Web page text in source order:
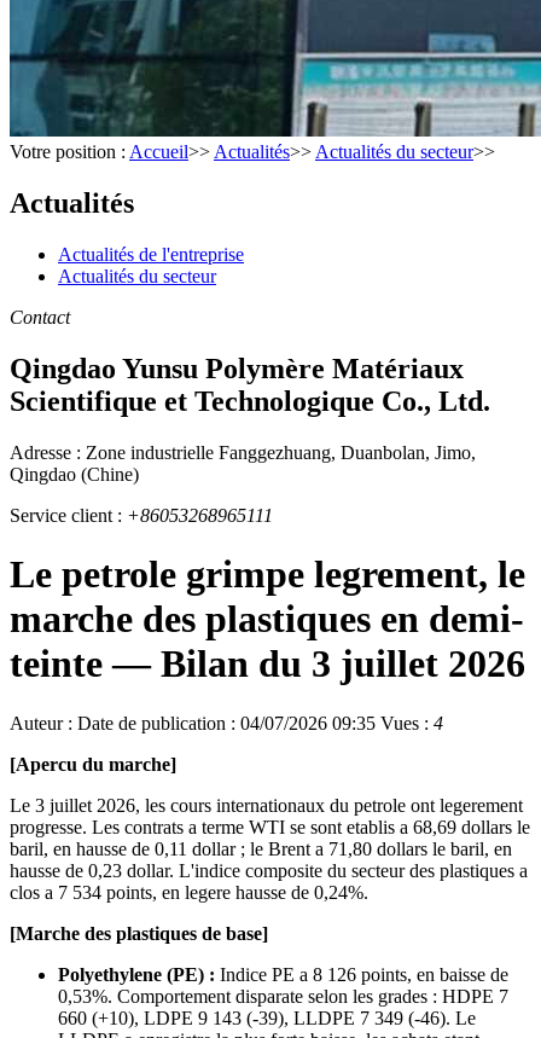
Votre position : Accueil>> Actualités>> Actualités du secteur>>
Actualités
Actualités de l'entreprise
Actualités du secteur
Contact
Qingdao Yunsu Polymère Matériaux
Scientifique et Technologique Co., Ltd.
Adresse : Zone industrielle Fanggezhuang, Duanbolan, Jimo,
Qingdao (Chine)
Service client : +86053268965111
Le petrole grimpe legrement, le
marche des plastiques en demi-
teinte — Bilan du 3 juillet 2026
Auteur : Date de publication : 04/07/2026 09:35 Vues : 4
[Apercu du marche]
Le 3 juillet 2026, les cours internationaux du petrole ont legerement
progresse. Les contrats a terme WTI se sont etablis a 68,69 dollars le
baril, en hausse de 0,11 dollar ; le Brent a 71,80 dollars le baril, en
hausse de 0,23 dollar. L'indice composite du secteur des plastiques a
clos a 7 534 points, en legere hausse de 0,24%.
[Marche des plastiques de base]
Polyethylene (PE) : Indice PE a 8 126 points, en baisse de
0,53%. Comportement disparate selon les grades : HDPE 7
660 (+10), LDPE 9 143 (-39), LLDPE 7 349 (-46). Le